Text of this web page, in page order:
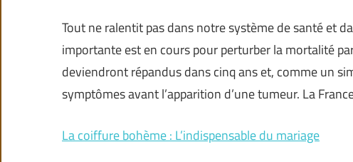
Tout ne ralentit pas dans notre système de santé et
importante est en cours pour perturber la mortalité
deviendront répandus dans cinq ans et, comme un
symptômes avant l’apparition d’une tumeur. La
La coiffure bohème : L’indispensable du mariage